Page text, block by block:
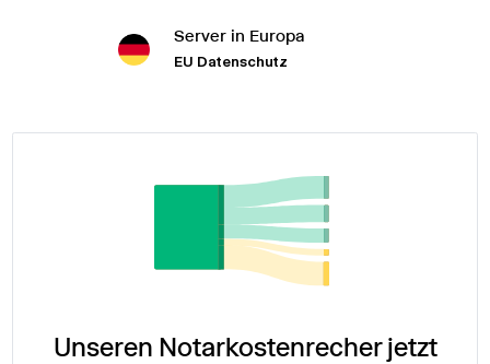
Server in Europa
EU Datenschutz
Unseren Notarkostenrecher jetzt